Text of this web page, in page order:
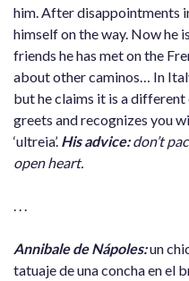
him. After disappointments
himself on the way. Now he
friends he has met on the
about other caminos… In
but he claims it is a different
greets and recognizes you
‘ultreia’. His advice:don’t
open heart.
Annibale de Nápoles:un
tatuaje de una concha en el